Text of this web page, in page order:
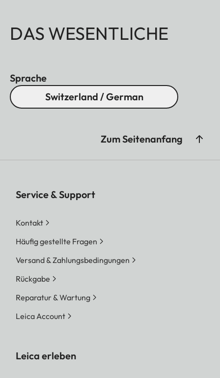
DAS WESENTLICHE
Sprache
Switzerland / German
Zum Seitenanfang
Service & Support
Kontakt
Häufig gestellte Fragen
Versand & Zahlungsbedingungen
Rückgabe
Reparatur & Wartung
Leica Account
Leica erleben